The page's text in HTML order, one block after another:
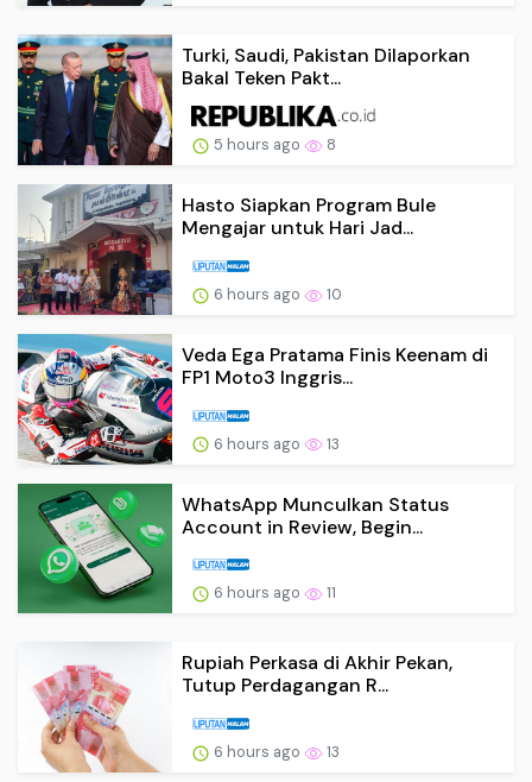
Turki, Saudi, Pakistan Dilaporkan
Bakal Teken Pakt...
5 hours ago 8
Hasto Siapkan Program Bule
Mengajar untuk Hari Jad...
6 hours ago 10
Veda Ega Pratama Finis Keenam di
FP1 Moto3 Inggris...
6 hours ago 13
WhatsApp Munculkan Status
Account in Review, Begin...
6 hours ago 11
Rupiah Perkasa di Akhir Pekan,
Tutup Perdagangan R...
6 hours ago 13